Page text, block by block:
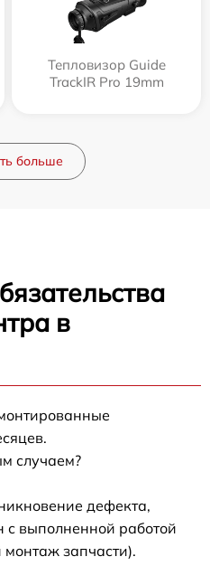
Тепловизор Guide
TrackIR Pro 19mm
больше
в
случаем?
дефекта,
выполненной работой
запчасти).